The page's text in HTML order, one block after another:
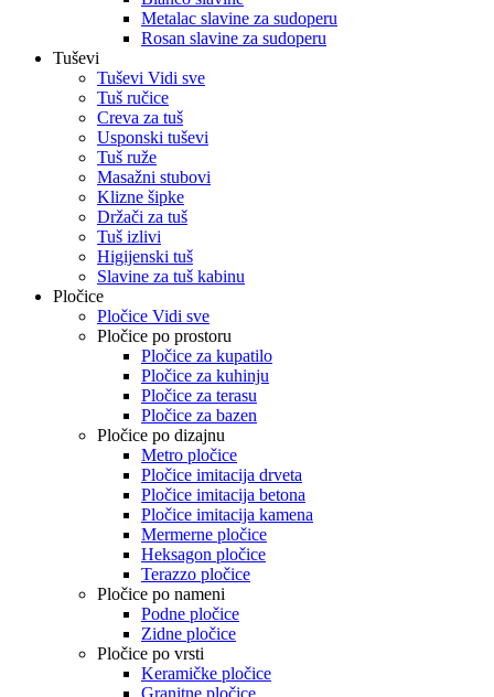
Metalac slavine za sudoperu
Rosan slavine za sudoperu
Tuševi
Tuševi Vidi sve
Tuš ručice
Creva za tuš
Usponski tuševi
Tuš ruže
Masažni stubovi
Klizne šipke
Držači za tuš
Tuš izlivi
Higijenski tuš
Slavine za tuš kabinu
Pločice
Pločice Vidi sve
Pločice po prostoru
Pločice za kupatilo
Pločice za kuhinju
Pločice za terasu
Pločice za bazen
Pločice po dizajnu
Metro pločice
Pločice imitacija drveta
Pločice imitacija betona
Pločice imitacija kamena
Mermerne pločice
Heksagon pločice
Terazzo pločice
Pločice po nameni
Podne pločice
Zidne pločice
Pločice po vrsti
Keramičke pločice
Granitne pločice